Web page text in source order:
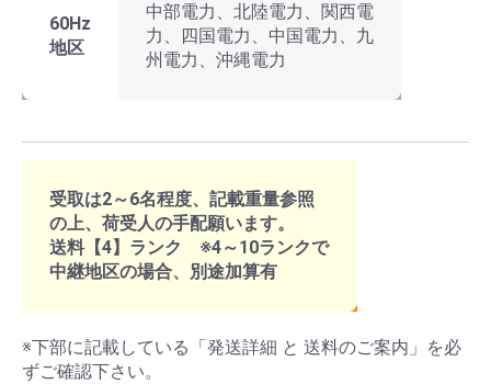
60Hz
地区
中部電力、北陸電力、関西電
力、四国電力、中国電力、九
州電力、沖縄電力
受取は2～6名程度、記載重量参照
の上、荷受人の手配願います。
送料【4】ランク ※4～10ランクで
中継地区の場合、別途加算有
※下部に記載している「発送詳細 と 送料のご案内」を必
ずご確認下さい。